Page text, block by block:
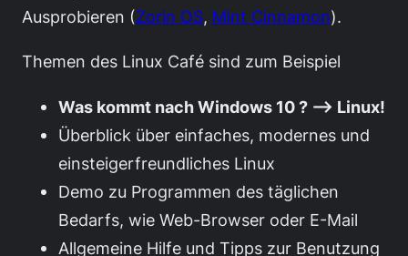
Ausprobieren (Zorin OS, Mint Cinnamon).
Themen des Linux Café sind zum Beispiel
Was kommt nach Windows 10 ? —> Linux!
Überblick über einfaches, modernes und
einsteigerfreundliches Linux
Demo zu Programmen des täglichen
Bedarfs, wie Web-Browser oder E-Mail
Allgemeine Hilfe und Tipps zur Benutzung